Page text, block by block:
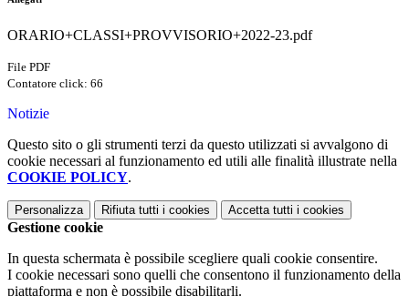
ORARIO+CLASSI+PROVVISORIO+2022-23.pdf
File PDF
Contatore click: 66
Notizie
Questo sito o gli strumenti terzi da questo utilizzati si avvalgono di
cookie necessari al funzionamento ed utili alle finalità illustrate nella
COOKIE POLICY.
Personalizza Rifiuta tutti i cookies Accetta tutti i cookies
Gestione cookie
In questa schermata è possibile scegliere quali cookie consentire.
I cookie necessari sono quelli che consentono il funzionamento della
piattaforma e non è possibile disabilitarli.